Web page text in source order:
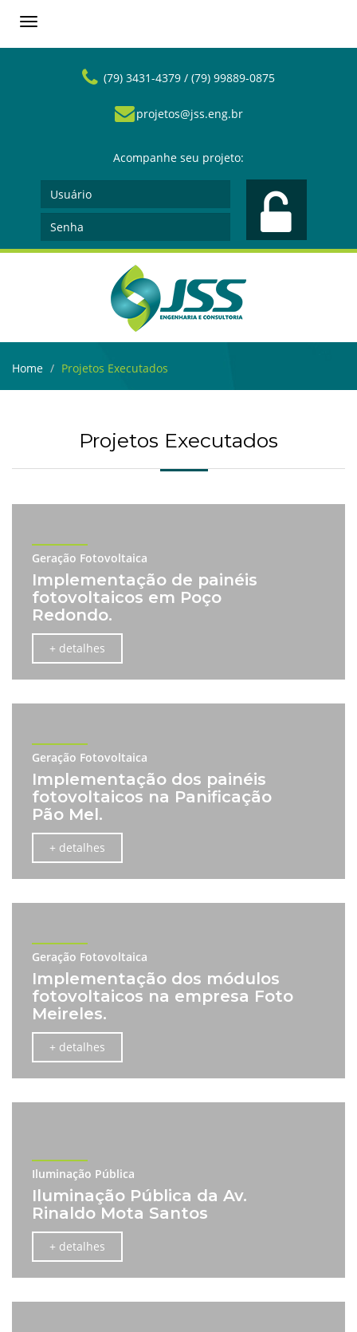
Toggle
navigation
(79) 3431-4379 / (79) 99889-0875
projetos@jss.eng.br
Acompanhe seu projeto:
Home Projetos Executados
Projetos Executados
Geração Fotovoltaica
Implementação de painéis
fotovoltaicos em Poço
Redondo.
+ detalhes
Geração Fotovoltaica
Implementação dos painéis
fotovoltaicos na Panificação
Pão Mel.
+ detalhes
Geração Fotovoltaica
Implementação dos módulos
fotovoltaicos na empresa Foto
Meireles.
+ detalhes
Iluminação Pública
Iluminação Pública da Av.
Rinaldo Mota Santos
+ detalhes